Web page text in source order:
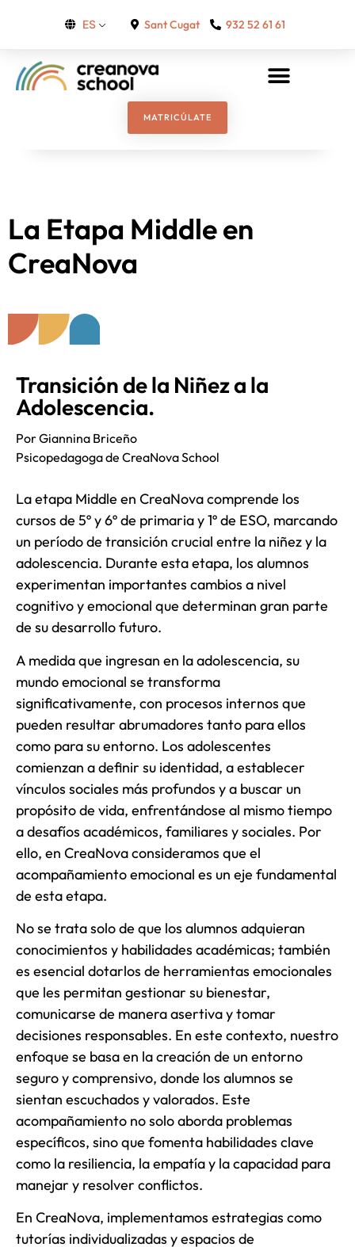
ES Sant Cugat 932 52 61 61
MATRICÚLATE
La Etapa Middle en
CreaNova
Transición de la Niñez a la
Adolescencia.
Por Giannina Briceño
Psicopedagoga de CreaNova School
La etapa Middle en CreaNova comprende los
cursos de 5º y 6º de primaria y 1º de ESO, marcando
un período de transición crucial entre la niñez y la
adolescencia. Durante esta etapa, los alumnos
experimentan importantes cambios a nivel
cognitivo y emocional que determinan gran parte
de su desarrollo futuro.
A medida que ingresan en la adolescencia, su
mundo emocional se transforma
significativamente, con procesos internos que
pueden resultar abrumadores tanto para ellos
como para su entorno. Los adolescentes
comienzan a definir su identidad, a establecer
vínculos sociales más profundos y a buscar un
propósito de vida, enfrentándose al mismo tiempo
a desafíos académicos, familiares y sociales. Por
ello, en CreaNova consideramos que el
acompañamiento emocional es un eje fundamental
de esta etapa.
No se trata solo de que los alumnos adquieran
conocimientos y habilidades académicas; también
es esencial dotarlos de herramientas emocionales
que les permitan gestionar su bienestar,
comunicarse de manera asertiva y tomar
decisiones responsables. En este contexto, nuestro
enfoque se basa en la creación de un entorno
seguro y comprensivo, donde los alumnos se
sientan escuchados y valorados. Este
acompañamiento no solo aborda problemas
específicos, sino que fomenta habilidades clave
como la resiliencia, la empatía y la capacidad para
manejar y resolver conflictos.
En CreaNova, implementamos estrategias como
tutorías individualizadas y espacios de